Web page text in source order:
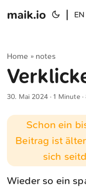
maik.io EN
Home » notes
30. Mai 2024· 1 Minute
Schon ein
Beitrag ist
sich
Wieder so ein